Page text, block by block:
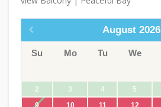
August 2026
Su Mo Tu We
2
3 4 5
9
10 11 12